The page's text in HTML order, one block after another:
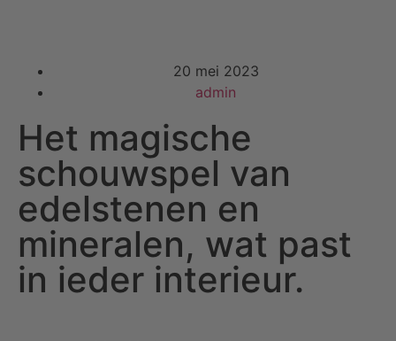
20 mei 2023
admin
Het magische
schouwspel van
edelstenen en
mineralen, wat past
in ieder interieur.